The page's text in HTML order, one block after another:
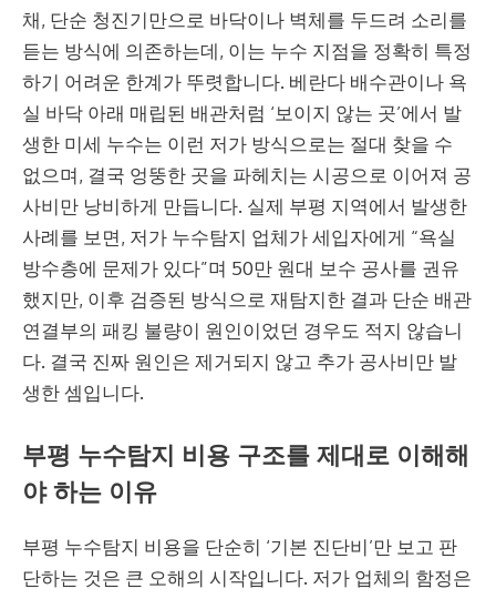
채, 단순 청진기만으로 바닥이나 벽체를 두드려 소리를
듣는 방식에 의존하는데, 이는 누수 지점을 정확히 특정
하기 어려운 한계가 뚜렷합니다. 베란다 배수관이나 욕
실 바닥 아래 매립된 배관처럼 ‘보이지 않는 곳’에서 발
생한 미세 누수는 이런 저가 방식으로는 절대 찾을 수
없으며, 결국 엉뚱한 곳을 파헤치는 시공으로 이어져 공
사비만 낭비하게 만듭니다. 실제 부평 지역에서 발생한
사례를 보면, 저가 누수탐지 업체가 세입자에게 “욕실
방수층에 문제가 있다”며 50만 원대 보수 공사를 권유
했지만, 이후 검증된 방식으로 재탐지한 결과 단순 배관
연결부의 패킹 불량이 원인이었던 경우도 적지 않습니
다. 결국 진짜 원인은 제거되지 않고 추가 공사비만 발
생한 셈입니다.
부평 누수탐지 비용 구조를 제대로 이해해
야 하는 이유
부평 누수탐지 비용을 단순히 ‘기본 진단비’만 보고 판
단하는 것은 큰 오해의 시작입니다. 저가 업체의 함정은